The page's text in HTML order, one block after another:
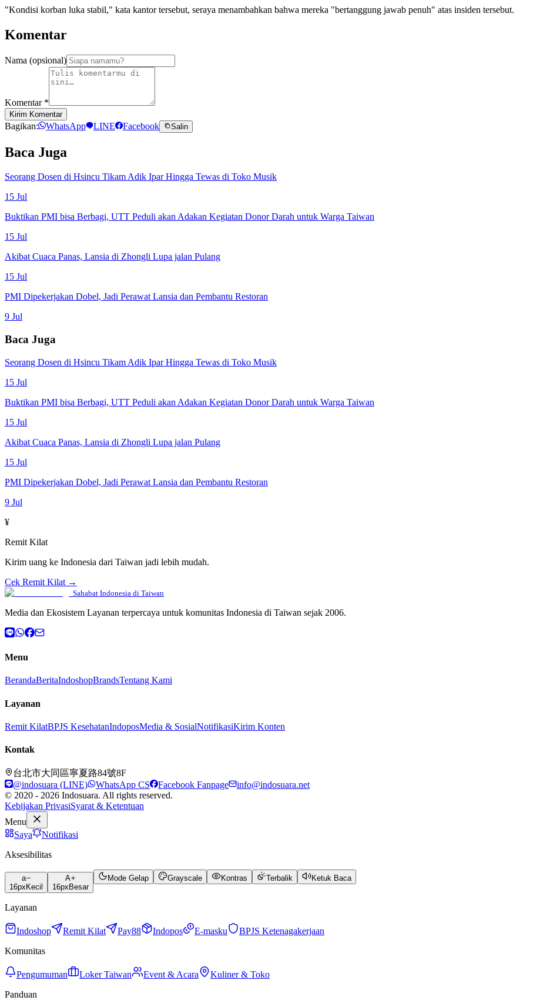
"Kondisi korban luka stabil," kata kantor tersebut, seraya menambahkan bahwa mereka "bertanggung jawab penuh" atas insiden tersebut.
Komentar
Nama (opsional)
Komentar *
Kirim Komentar
Bagikan: WhatsApp LINE Facebook Salin
Baca Juga
Seorang Dosen di Hsincu Tikam Adik Ipar Hingga Tewas di Toko Musik
15 Jul
Buktikan PMI bisa Berbagi, UTT Peduli akan Adakan Kegiatan Donor Darah untuk Warga Taiwan
15 Jul
Akibat Cuaca Panas, Lansia di Zhongli Lupa jalan Pulang
15 Jul
PMI Dipekerjakan Dobel, Jadi Perawat Lansia dan Pembantu Restoran
9 Jul
Baca Juga
Seorang Dosen di Hsincu Tikam Adik Ipar Hingga Tewas di Toko Musik
15 Jul
Buktikan PMI bisa Berbagi, UTT Peduli akan Adakan Kegiatan Donor Darah untuk Warga Taiwan
15 Jul
Akibat Cuaca Panas, Lansia di Zhongli Lupa jalan Pulang
15 Jul
PMI Dipekerjakan Dobel, Jadi Perawat Lansia dan Pembantu Restoran
9 Jul
¥
Remit Kilat
Kirim uang ke Indonesia dari Taiwan jadi lebih mudah.
Cek Remit Kilat →
Sahabat Indonesia di Taiwan
Media dan Ekosistem Layanan terpercaya untuk komunitas Indonesia di Taiwan sejak 2006.
Menu
BerandaBeritaIndoshopBrandsTentang Kami
Layanan
Remit KilatBPJS KesehatanIndoposMedia & SosialNotifikasiKirim Konten
Kontak
台北市大同區寧夏路84號8F
@indosuara (LINE)
WhatsApp CS Facebook Fanpage
info@indosuara.net
© 2020 - 2026 Indosuara. All rights reserved.
Kebijakan PrivasiSyarat & Ketentuan
Menu
Saya
Notifikasi
Aksesibilitas
a
16px Kecil
A
16px Besar
Mode Gelap Grayscale Kontras Terbalik Ketuk Baca
Layanan
Indoshop Remit Kilat Pay88 Indopos E-masku
BPJS Ketenagakerjaan
Komunitas
Pengumuman Loker Taiwan Event & Acara
Kuliner & Toko
Panduan